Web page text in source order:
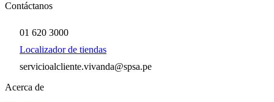
Contáctanos
01 620 3000
Localizador de tiendas
servicioalcliente.vivanda@spsa.pe
Acerca de